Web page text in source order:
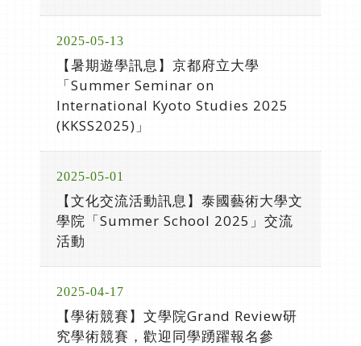
2025-05-13
【暑期遊學訊息】京都府立大學
「Summer Seminar on
International Kyoto Studies 2025
(KKSS2025)」
2025-05-01
【文化交流活動訊息】泰國藝術大學文
學院「Summer School 2025」交流
活動
2025-04-17
【學術競賽】文學院Grand Review研
究學術競賽，歡迎同學踴躍報名參